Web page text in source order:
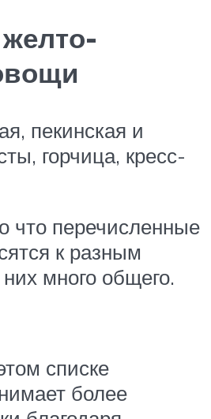
пекинская и
горчица, кресс-
что перечисленные
к разным
много общего.
списке
более